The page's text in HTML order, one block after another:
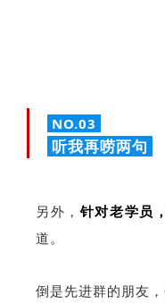
NO.03
听我再唠两句
另外，针对老学员
道。
倒是先进群的朋友